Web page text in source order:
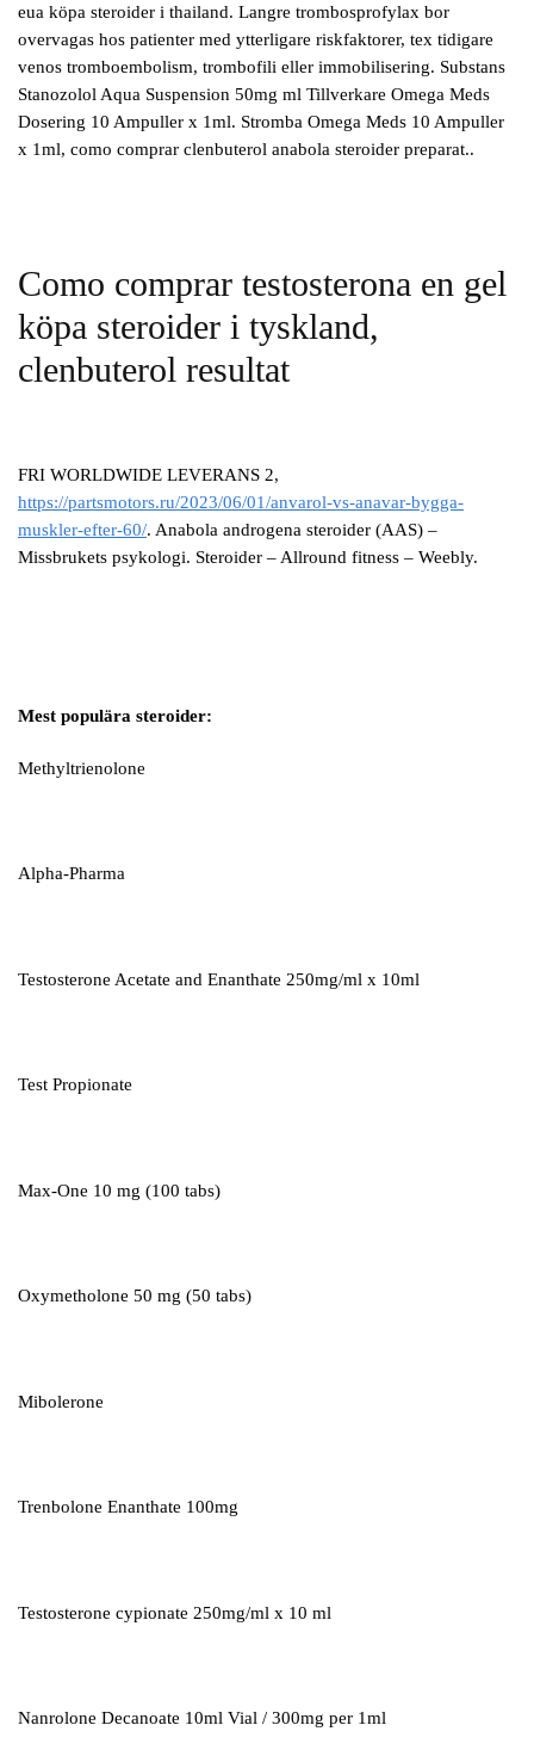
eua köpa steroider i thailand. Langre trombosprofylax bor
overvagas hos patienter med ytterligare riskfaktorer, tex tidigare
venos tromboembolism, trombofili eller immobilisering. Substans
Stanozolol Aqua Suspension 50mg ml Tillverkare Omega Meds
Dosering 10 Ampuller x 1ml. Stromba Omega Meds 10 Ampuller
x 1ml, como comprar clenbuterol anabola steroider preparat..
Como comprar testosterona en gel
köpa steroider i tyskland,
clenbuterol resultat
FRI WORLDWIDE LEVERANS 2,
https://partsmotors.ru/2023/06/01/anvarol-vs-anavar-bygga-
muskler-efter-60/. Anabola androgena steroider (AAS) –
Missbrukets psykologi. Steroider – Allround fitness – Weebly.
Mest populära steroider:
Methyltrienolone
Alpha-Pharma
Testosterone Acetate and Enanthate 250mg/ml x 10ml
Test Propionate
Max-One 10 mg (100 tabs)
Oxymetholone 50 mg (50 tabs)
Mibolerone
Trenbolone Enanthate 100mg
Testosterone cypionate 250mg/ml x 10 ml
Nanrolone Decanoate 10ml Vial / 300mg per 1ml